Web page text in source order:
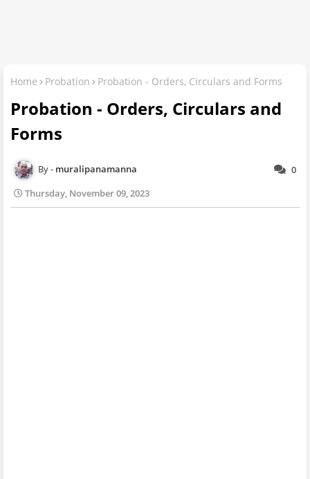
Home Probation Probation - Orders, Circulars and Forms
Probation - Orders, Circulars and
Forms
0
muralipanamanna
Thursday, November 09, 2023